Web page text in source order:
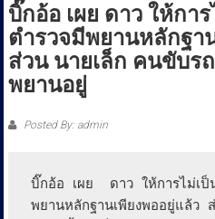
บิ๊กอ้อ เผย ดาว ให้กา
ตำรวจมีพยานหลักฐา
ส่วน นายเล็ก คนขับร
พยานอยู่
Posted By: admin
บิ๊กอ้อ เผย  ดาว ให้การไม่เป็
พยานหลักฐานเพียงพออยู่แล้ว